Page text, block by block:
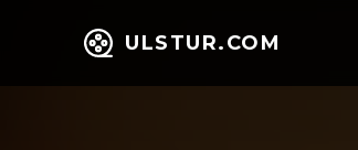
ULSTUR.COM